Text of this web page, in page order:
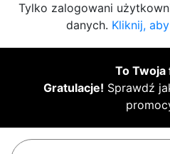
Tylko zalogowani
danych. Kliknij,
To Twoja
Gratulacje! Sprawdź